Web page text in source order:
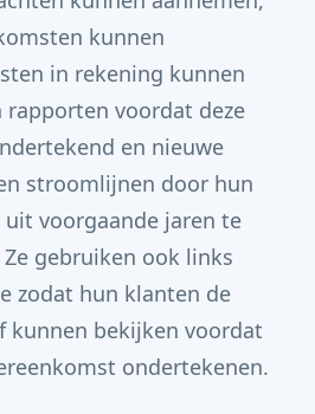
kunnen
in rekening kunnen
voordat deze
en nieuwe
stroomlijnen door hun
voorgaande jaren te
gebruiken ook links
zodat hun klanten de
kunnen bekijken voordat
ondertekenen.